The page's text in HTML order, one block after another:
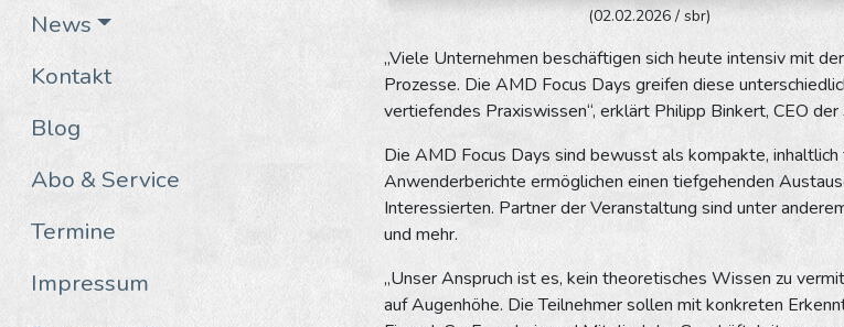
News
Kontakt
Blog
Abo & Service
Termine
Impressum
(02.02.2026 / sbr)
„Viele Unternehmen beschäftigen sich heute intensiv mit
Prozesse. Die AMD Focus Days greifen diese
vertiefendes Praxiswissen“, erklärt Philipp Binkert, CEO
Die AMD Focus Days sind bewusst als kompakte,
Anwenderberichte ermöglichen einen tiefgehenden
Interessierten. Partner der Veranstaltung sind unter
und mehr.
„Unser Anspruch ist es, kein theoretisches Wissen zu
auf Augenhöhe. Die Teilnehmer sollen mit konkreten